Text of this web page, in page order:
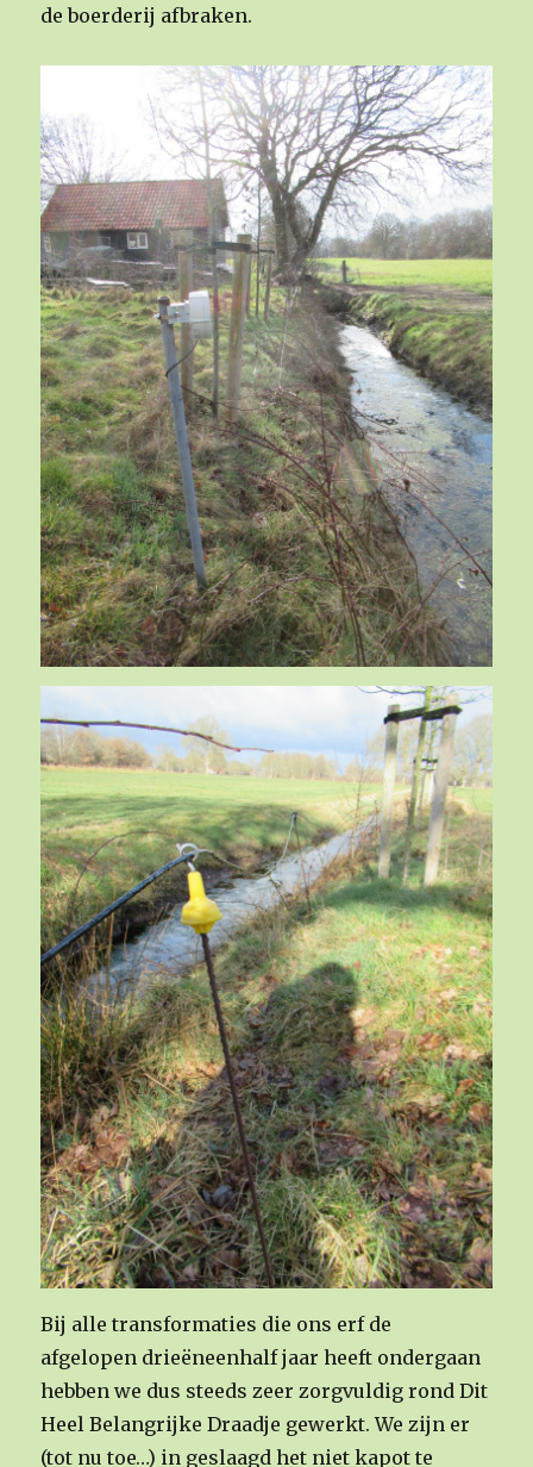
de boerderij afbraken.
Bij alle transformaties die ons erf de
afgelopen drieëneenhalf jaar heeft ondergaan
hebben we dus steeds zeer zorgvuldig rond Dit
Heel Belangrijke Draadje gewerkt. We zijn er
(tot nu toe…) in geslaagd het niet kapot te